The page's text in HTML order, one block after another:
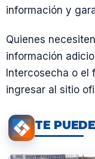
información y
Quienes
información
Intercosecha o el
ingresar al sitio
TE